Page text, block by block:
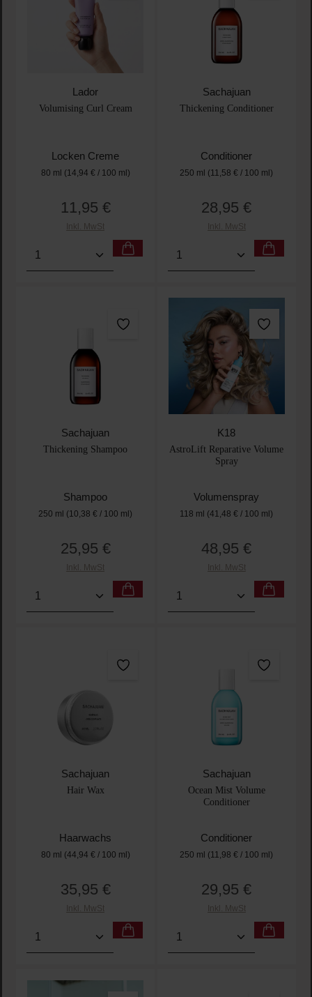
Lador
Volumising Curl Cream
Locken Creme
80 ml (14,94 € / 100 ml)
Regulärer Preis:
11,95 €
Inkl. MwSt
Produkt Anzahl: Gib den gewünschten Wert ein
Sachajuan
Thickening Conditioner
Conditioner
250 ml (11,58 € / 100 ml)
Regulärer Preis:
28,95 €
Inkl. MwSt
Produkt Anzahl: Gib
Sachajuan
Thickening Shampoo
Shampoo
250 ml (10,38 € / 100 ml)
Regulärer Preis:
25,95 €
Inkl. MwSt
Produkt Anzahl: Gib den gewünschten Wert ein
K18
AstroLift Reparative Volume
Spray
Volumenspray
118 ml (41,48 € / 100 ml)
Regulärer Preis:
48,95 €
Inkl. MwSt
Produkt Anzahl: Gib
Sachajuan
Hair Wax
Haarwachs
80 ml (44,94 € / 100 ml)
Regulärer Preis:
35,95 €
Inkl. MwSt
Produkt Anzahl: Gib den gewünschten Wert ein
Sachajuan
Ocean Mist Volume
Conditioner
Conditioner
250 ml (11,98 € / 100 ml)
Regulärer Preis:
29,95 €
Inkl. MwSt
Produkt Anzahl: Gib